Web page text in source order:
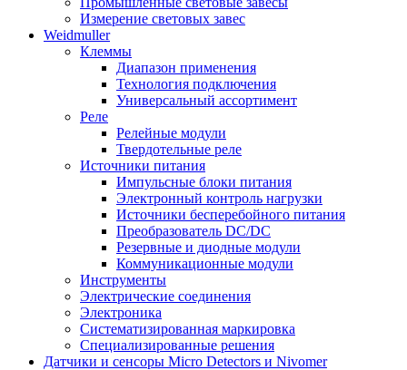
Измерение световых завес
Weidmuller
Клеммы
Диапазон применения
Технология подключения
Универсальный ассортимент
Реле
Релейные модули
Твердотельные реле
Источники питания
Импульсные блоки питания
Электронный контроль нагрузки
Источники бесперебойного питания
Преобразователь DC/DC
Резервные и диодные модули
Коммуникационные модули
Инструменты
Электрические соединения
Электроника
Систематизированная маркировка
Специализированные решения
Датчики и сенсоры Micro Detectors и Nivomer